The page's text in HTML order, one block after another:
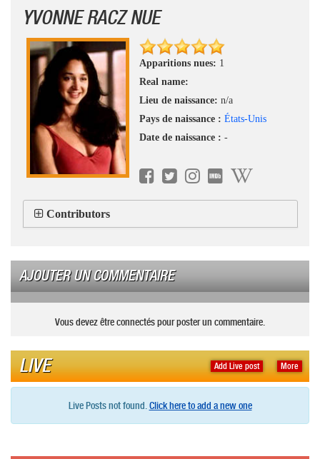
YVONNE RACZ NUE
Apparitions nues: 1
Real name:
Lieu de naissance: n/a
Pays de naissance : États-Unis
Date de naissance : -
Contributors
AJOUTER UN COMMENTAIRE
Vous devez être connectés pour poster un commentaire.
More
Add Live post
LIVE
Live Posts not found. Click here to add a new one